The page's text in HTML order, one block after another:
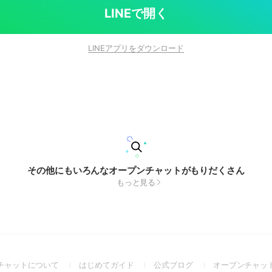
LINEで開く
LINEアプリをダウンロード
その他にもいろんなオープンチャットがもりだくさん
もっと見る
ャットについて
(Openはじめてガイド
(Open公式ブログ
(Openオープンチャッ